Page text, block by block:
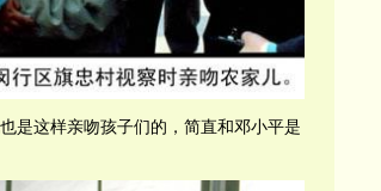
是这样亲吻孩子们的，简直和邓小平是